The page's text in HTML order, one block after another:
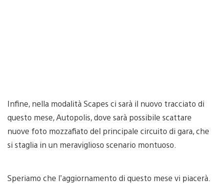
Infine, nella modalità Scapes ci sarà il nuovo tracciato di
questo mese, Autopolis, dove sarà possibile scattare
nuove foto mozzafiato del principale circuito di gara, che
si staglia in un meraviglioso scenario montuoso.
Speriamo che l’aggiornamento di questo mese vi piacerà.